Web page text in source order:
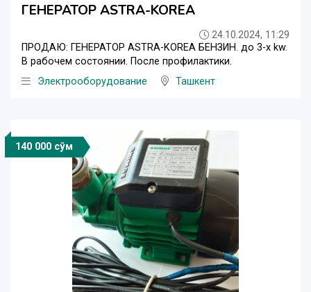
ГЕНЕРАТОР ASTRA-KOREA
24.10.2024, 11:29
ПРОДАЮ: ГЕНЕРАТОР ASTRA-KOREA БЕНЗИН. до 3-х kw.
В рабочем состоянии. После профилактики.
Электрооборудование
Ташкент
140 000 сўм